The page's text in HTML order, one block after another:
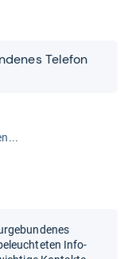
Tele­fon
Info-